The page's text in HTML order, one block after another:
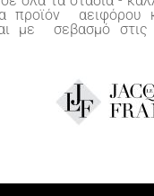
προϊόν
με σεβασμό